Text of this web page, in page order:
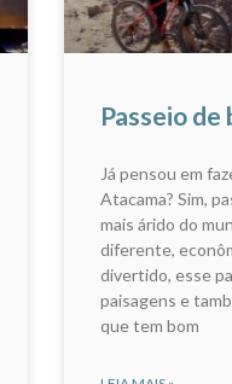
Passeio de
Já pensou em
Atacama? Sim,
mais árido do
diferente,
divertido, esse
paisagens e
que tem bom